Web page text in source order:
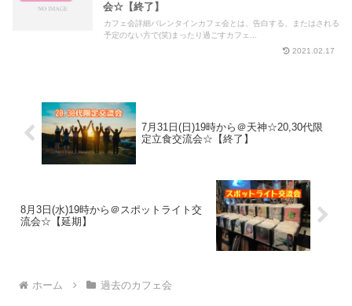
会☆【終了】
カフェ会詳細バレンタインカフェ会とは、告白する、またはされる
予定のない方で(笑)まったり過ごすカフェ...
2021.02.17
7月31日(日)19時から＠天神☆20,30代限
定立食交流会☆【終了】
8月3日(水)19時から＠スポットライト交
流会☆【延期】
ホーム 過去のカフェ会